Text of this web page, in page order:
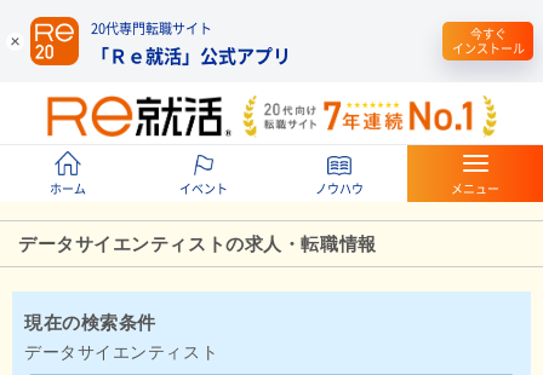
20代専門転職サイト
「Ｒｅ就活」公式アプリ
今すぐ
インストール
ホーム イベント ノウハウ メニュー
データサイエンティストの求人・転職情報
現在の検索条件
データサイエンティスト